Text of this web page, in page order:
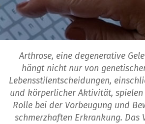
Arthrose, eine degenerative
hängt nicht nur von
Lebensstilentscheidungen,
und körperlicher Aktivität, spielen
Rolle bei der Vorbeugung und
schmerzhaften Erkrankung. Das